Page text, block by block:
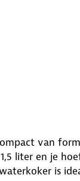
van
liter en je
is